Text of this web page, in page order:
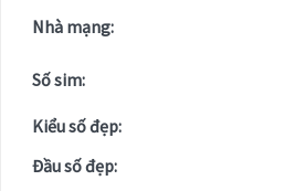
Nhà mạng:
Số sim:
Kiểu số đẹp:
Đầu số đẹp: